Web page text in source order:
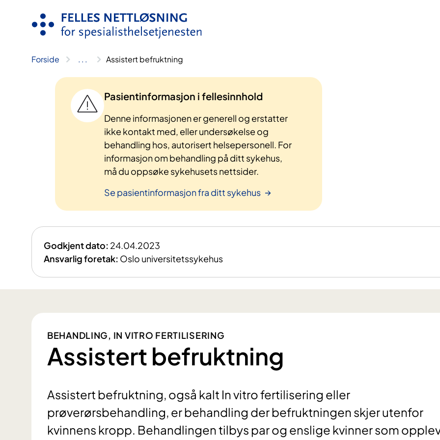
Forside .. . Assistert befruktning
Pasientinformasjon i fellesinnhold
Denne informasjonen er generell og erstatter
ikke kontakt med, eller undersøkelse og
behandling hos, autorisert helsepersonell. For
informasjon om behandling på ditt sykehus,
må du oppsøke sykehusets nettsider.
Se pasientinformasjon fra ditt sykehus
Godkjent dato: 24.04.2023
Ansvarlig foretak: Oslo universitetssykehus
BEHANDLING, IN VITRO FERTILISERING
Assistert befruktning
Assistert befruktning, også kalt In vitro fertilisering eller
prøverørsbehandling, er behandling der befruktningen skjer utenfor
kvinnens kropp. Behandlingen tilbys par og enslige kvinner som